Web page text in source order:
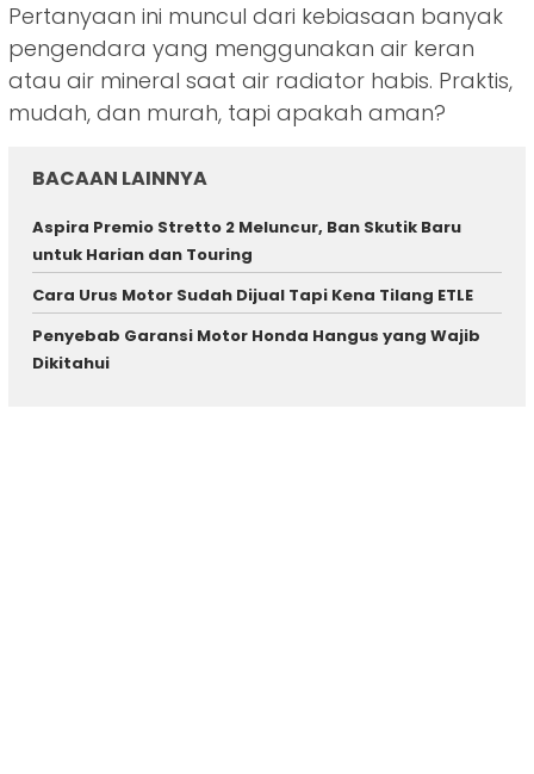
Pertanyaan ini muncul dari kebiasaan banyak
pengendara yang menggunakan air keran
atau air mineral saat air radiator habis. Praktis,
mudah, dan murah, tapi apakah aman?
BACAAN LAINNYA
Aspira Premio Stretto 2 Meluncur, Ban Skutik Baru
untuk Harian dan Touring
Cara Urus Motor Sudah Dijual Tapi Kena Tilang ETLE
Penyebab Garansi Motor Honda Hangus yang Wajib
Dikitahui